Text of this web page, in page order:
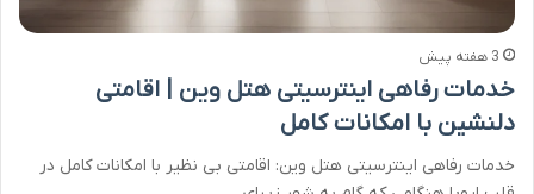
3 هفته پیش
خدمات رفاهی اینترسیتی هتل وین | اقامتی
دلنشین با امکانات کامل
خدمات رفاهی اینترسیتی هتل وین: اقامتی بی نظیر با امکانات کامل در